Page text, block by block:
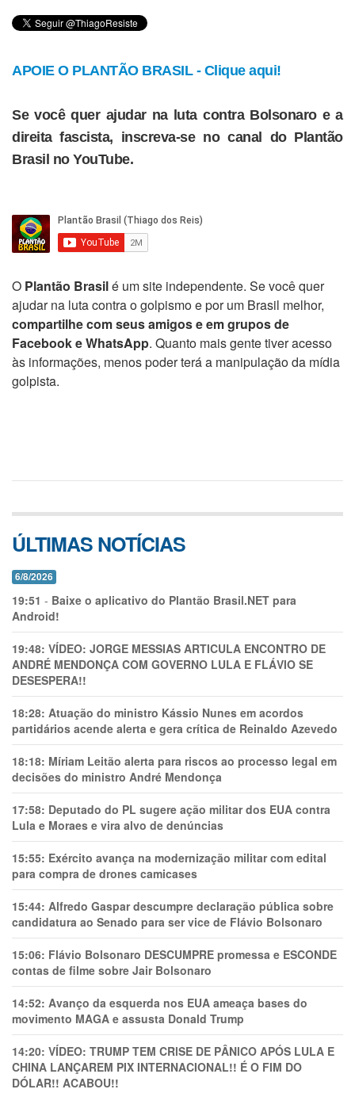
APOIE O PLANTÃO BRASIL - Clique aqui!
Se você quer ajudar na luta contra Bolsonaro e a
direita fascista, inscreva-se no canal do Plantão
Brasil no YouTube.
O Plantão Brasilé um site independente. Se você quer
ajudar na luta contra o golpismo e por um Brasil melhor,
compartilhe com seus amigos e em grupos de
Facebook e WhatsApp. Quanto mais gente tiver acesso
às informações, menos poder terá a manipulação da mídia
golpista.
ÚLTIMAS NOTÍCIAS
6/8/2026
19:51 - Baixe o aplicativo do Plantão Brasil.NET para
Android!
19:48: VÍDEO: JORGE MESSIAS ARTICULA ENCONTRO DE
ANDRÉ MENDONÇA COM GOVERNO LULA E FLÁVIO SE
DESESPERA!!
18:28: Atuação do ministro Kássio Nunes em acordos
partidários acende alerta e gera crítica de Reinaldo Azevedo
18:18: Míriam Leitão alerta para riscos ao processo legal em
decisões do ministro André Mendonça
17:58: Deputado do PL sugere ação militar dos EUA contra
Lula e Moraes e vira alvo de denúncias
15:55: Exército avança na modernização militar com edital
para compra de drones camicases
15:44: Alfredo Gaspar descumpre declaração pública sobre
candidatura ao Senado para ser vice de Flávio Bolsonaro
15:06: Flávio Bolsonaro DESCUMPRE promessa e ESCONDE
contas de filme sobre Jair Bolsonaro
14:52: Avanço da esquerda nos EUA ameaça bases do
movimento MAGA e assusta Donald Trump
14:20: VÍDEO: TRUMP TEM CRlSE DE PÂNlCO APÓS LULA E
CHINA LANÇAREM PIX INTERNACIONAL!! É O FIM DO
DÓLAR!! ACABOU!!